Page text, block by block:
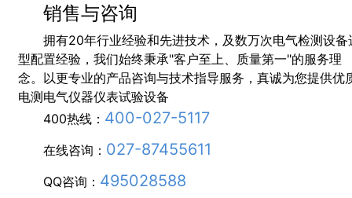
销售与咨询
拥有20年行业经验和先进技术，及数万次电气检测设备
型配置经验，我们始终秉承"客户至上、质量第一"的服务理
念。以更专业的产品咨询与技术指导服务，真诚为您提供优
电测电气仪器仪表试验设备
400热线： 400-027-5117
在线咨询： 027-87455611
QQ咨询： 495028588